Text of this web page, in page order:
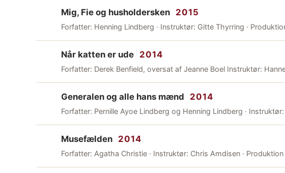
Mig, Fie og husholdersken 2015
Forfatter: Henning Lindberg · Instruktør: Gitte Thyrring ·
Når katten er ude 2014
Forfatter: Derek Benfield, oversat af Jeanne Boel Instruktør:
Generalen og alle hans mænd 2014
Forfatter: Pernille Ayoe Lindberg og Henning Lindberg ·
Musefælden 2014
Forfatter: Agatha Christie · Instruktør: Chris Amdisen · Produktion